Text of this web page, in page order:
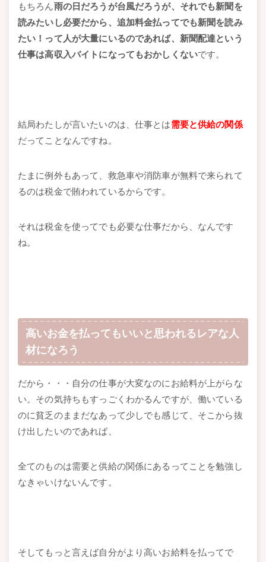
もちろん雨の日だろうが台風だろうが、それでも新聞を
読みたいし必要だから、追加料金払ってでも新聞を読み
たい！って人が大量にいるのであれば、新聞配達という
仕事は高収入バイトになってもおかしくないです。
結局わたしが言いたいのは、仕事とは需要と供給の関係
だってことなんですね。
たまに例外もあって、救急車や消防車が無料で来られて
るのは税金で賄われているからです。
それは税金を使ってでも必要な仕事だから、なんです
ね。
高いお金を払ってもいいと思われるレアな人
材になろう
だから・・・自分の仕事が大変なのにお給料が上がらな
い。その気持ちもすっごくわかるんですが、働いている
のに貧乏のままだなあって少しでも感じて、そこから抜
け出したいのであれば、
全てのものは需要と供給の関係にあるってことを勉強し
なきゃいけないんです。
そしてもっと言えば自分がより高いお給料を払ってで